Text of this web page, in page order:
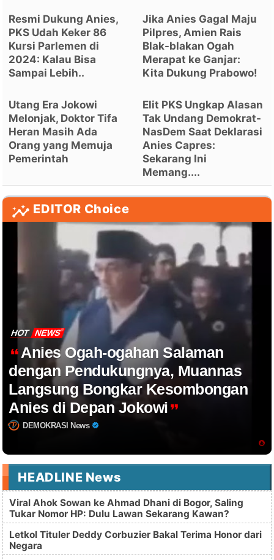
Resmi Dukung Anies,
PKS Udah Keker 86
Kursi Parlemen di
2024: Kalau Bisa
Sampai Lebih..
Jika Anies Gagal Maju
Pilpres, Amien Rais
Blak-blakan Ogah
Merapat ke Ganjar:
Kita Dukung Prabowo!
Utang Era Jokowi
Melonjak, Doktor Tifa
Heran Masih Ada
Orang yang Memuja
Pemerintah
Elit PKS Ungkap Alasan
Tak Undang Demokrat-
NasDem Saat Deklarasi
Anies Capres:
Sekarang Ini
Memang....
EDITOR Choice
HOT NEWS
Anies Ogah-ogahan Salaman
dengan Pendukungnya, Muannas
Langsung Bongkar Kesombongan
Anies di Depan Jokowi
DEMOKRASI News
HEADLINE News
Viral Ahok Sowan ke Ahmad Dhani di Bogor, Saling
Tukar Nomor HP: Dulu Lawan Sekarang Kawan?
Letkol Tituler Deddy Corbuzier Bakal Terima Honor dari
Negara